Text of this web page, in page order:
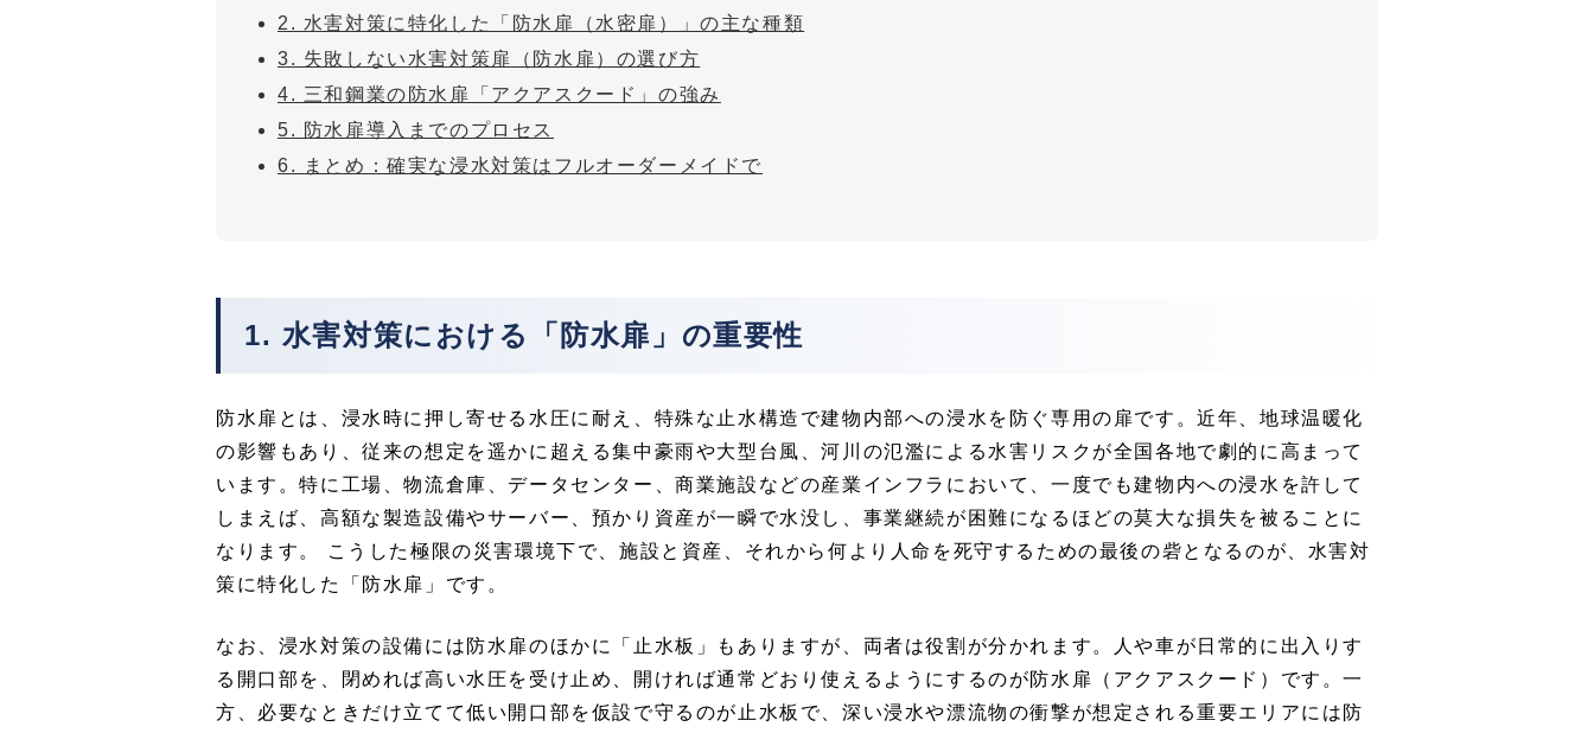
2. 水害対策に特化した「防水扉（水密扉）」の主な種類
3. 失敗しない水害対策扉（防水扉）の選び方
4. 三和鋼業の防水扉「アクアスクード」の強み
5. 防水扉導入までのプロセス
6. まとめ：確実な浸水対策はフルオーダーメイドで
1. 水害対策における「防水扉」の重要性
防水扉とは、浸水時に押し寄せる水圧に耐え、特殊な止水構造で建物内部への浸水を防ぐ専用の扉です。近年、地球温暖化
の影響もあり、従来の想定を遥かに超える集中豪雨や大型台風、河川の氾濫による水害リスクが全国各地で劇的に高まって
います。特に工場、物流倉庫、データセンター、商業施設などの産業インフラにおいて、一度でも建物内への浸水を許して
しまえば、高額な製造設備やサーバー、預かり資産が一瞬で水没し、事業継続が困難になるほどの莫大な損失を被ることに
なります。 こうした極限の災害環境下で、施設と資産、それから何より人命を死守するための最後の砦となるのが、水害対
策に特化した「防水扉」です。
なお、浸水対策の設備には防水扉のほかに「止水板」もありますが、両者は役割が分かれます。人や車が日常的に出入りす
る開口部を、閉めれば高い水圧を受け止め、開ければ通常どおり使えるようにするのが防水扉（アクアスクード）です。一
方、必要なときだけ立てて低い開口部を仮設で守るのが止水板で、深い浸水や漂流物の衝撃が想定される重要エリアには防